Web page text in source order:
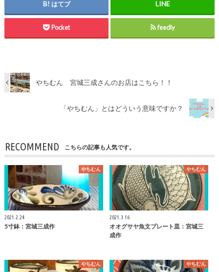
はてブ
Pocket feedly
やちむん 宮城三成さんのお店はこちら！！
「やちむん」とはどういう意味ですか？
RECOMMEND こちらの記事も人気です。
やちむん
2021.2.24
5寸鉢：宮城三成作
やちむん
2021.3.16
オオグサヤ魚文プレート皿：宮城三
成作
やちむん やちむん